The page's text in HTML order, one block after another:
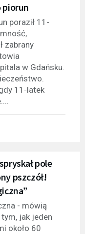
piorun
poraził 11-
zabrany
w Gdańsku.
11-latek
pole
pszczół!
- mówią
jak jeden
około 60